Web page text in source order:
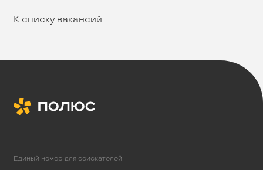
К списку вакансий
Единый номер для соискателей